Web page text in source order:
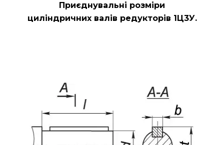
Приєднувальні розміри
циліндричних валів редукторів 1Ц3У.